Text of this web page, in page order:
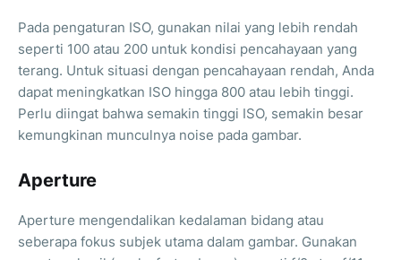
Pada pengaturan ISO, gunakan nilai yang lebih rendah
seperti 100 atau 200 untuk kondisi pencahayaan yang
terang. Untuk situasi dengan pencahayaan rendah, Anda
dapat meningkatkan ISO hingga 800 atau lebih tinggi.
Perlu diingat bahwa semakin tinggi ISO, semakin besar
kemungkinan munculnya noise pada gambar.
Aperture
Aperture mengendalikan kedalaman bidang atau
seberapa fokus subjek utama dalam gambar. Gunakan